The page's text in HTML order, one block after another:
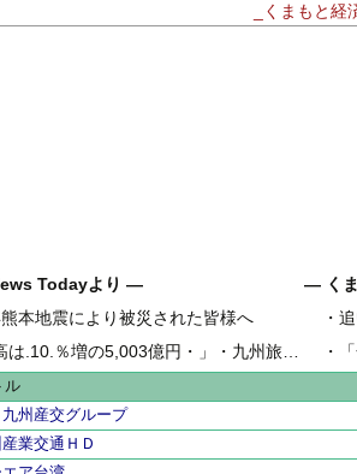
_くまもと
Todayより ―
本地震により被災された皆様へ
.10.％増の5,003億円・」・九州旅客鉄道の古宮洋二社長
― く
・
県
・
県
ル
州産交グループ
業交通ＨＤ